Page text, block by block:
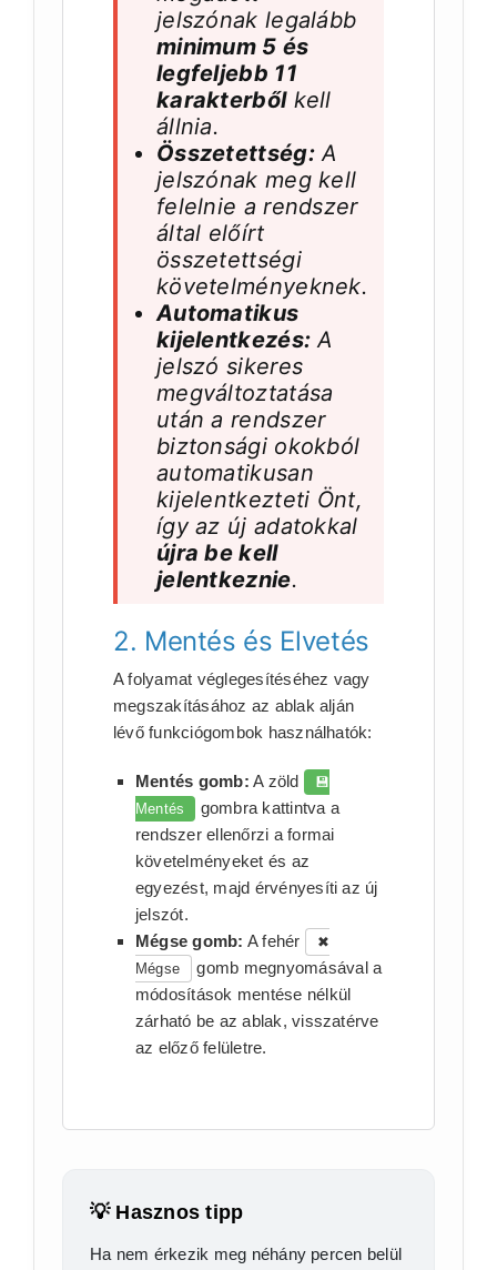
jelszónak legalább
minimum 5 és
legfeljebb 11
karakterbőlkell
állnia.
Összetettség:A
jelszónak meg kell
felelnie a rendszer
által előírt
összetettségi
követelményeknek.
Automatikus
kijelentkezés: A
jelszó sikeres
megváltoztatása
után a rendszer
biztonsági okokból
automatikusan
kijelentkezteti Önt,
így az új adatokkal
újra be kell
jelentkeznie.
2. Mentés és Elvetés
A folyamat véglegesítéséhez vagy
megszakításához az ablak alján
lévő funkciógombok használhatók:
Mentés gomb: A zöld
💾
Mentés
gombra kattintva a
rendszer ellenőrzi a formai
követelményeket és az
egyezést, majd érvényesíti az új
jelszót.
Mégse gomb: A fehér
✖
Mégse
gomb megnyomásával a
módosítások mentése nélkül
zárható be az ablak, visszatérve
az előző felületre.
💡 Hasznos tipp
Ha nem érkezik meg néhány percen belül